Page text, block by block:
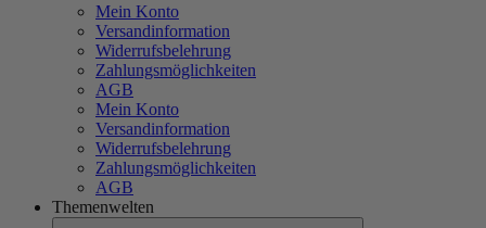
Mein Konto
Versandinformation
Widerrufsbelehrung
Zahlungsmöglichkeiten
AGB
Mein Konto
Versandinformation
Widerrufsbelehrung
Zahlungsmöglichkeiten
AGB
Themenwelten